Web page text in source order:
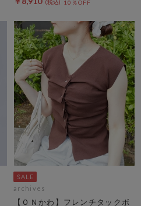
10％OFF
archives
【ＯＮかわ】フレンチタックボ